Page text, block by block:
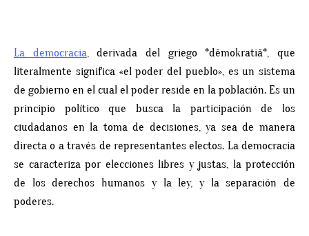
La democracia , derivada del griego *dēmokratiā*, que
literalmente significa «el poder del pueblo», es un sistema
de gobierno en el cual el poder reside en la población. Es un
principio político que busca la participación de los
ciudadanos en la toma de decisiones, ya sea de manera
directa o a través de representantes electos. La democracia
se caracteriza por elecciones libres y justas, la protección
de los derechos humanos y la ley, y la separación de
poderes.